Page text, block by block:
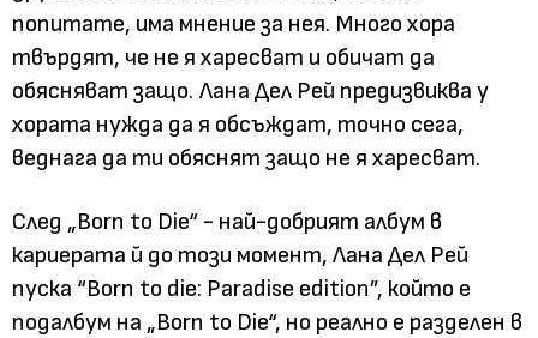
попитате, има мнение за нея. Много хора
твърдят, че не я харесват и обичат да
обясняват защо. Лана Дел Рей предизвиква у
хората нужда да я обсъждат, точно сега,
веднага да ти обяснят защо не я харесват.
След „Born to Die“ - най-добрият албум в
кариерата й до този момент, Лана Дел Рей
пуска “Born to die: Paradise edition”, който е
подалбум на „Born to Die“, но реално e разделен в